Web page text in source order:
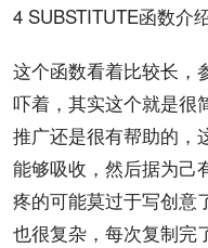
4 SUBSTITUTE函数介
这个函数看着比较长，
吓着，其实这个就是很
推广还是很有帮助的，
能够吸收，然后据为己
疼的可能莫过于写创意
也很复杂，每次复制完